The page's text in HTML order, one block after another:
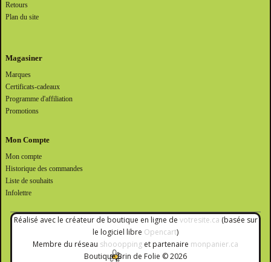
Retours
Plan du site
Magasiner
Marques
Certificats-cadeaux
Programme d'affiliation
Promotions
Mon Compte
Mon compte
Historique des commandes
Liste de souhaits
Infolettre
Réalisé avec le créateur de boutique en ligne de votresite.ca (basée sur
le logiciel libre Opencart)
Membre du réseau shooopping et partenaire monpanier.ca
Boutique Brin de Folie © 2026